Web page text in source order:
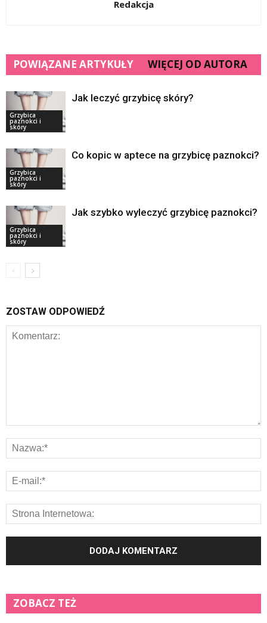
Redakcja
POWIĄZANE ARTYKUŁY WIĘCEJ OD AUTORA
Grzybica
paznokci i
skóry
Jak leczyć grzybicę skóry?
Grzybica
paznokci i
skóry
Co kopic w aptece na grzybicę paznokci?
Grzybica
paznokci i
skóry
Jak szybko wyleczyć grzybicę paznokci?
ZOSTAW ODPOWIEDŹ
ZOBACZ TEŻ